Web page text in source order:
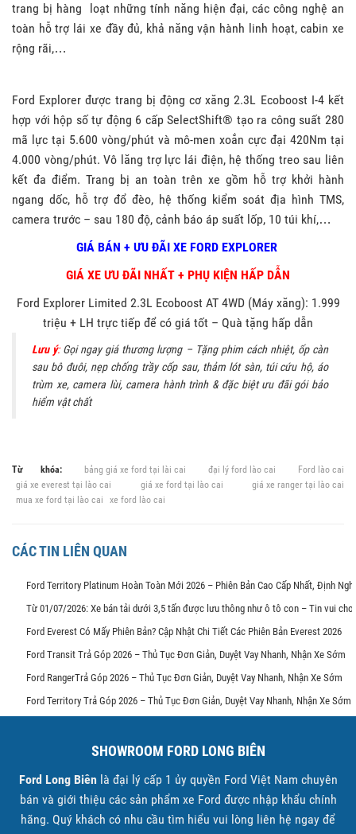
trang bị hàng loạt những tính năng hiện đại, các công nghệ an
toàn hỗ trợ lái xe đầy đủ, khả năng vận hành linh hoạt, cabin xe
rộng rãi,…
Ford Explorer được trang bị động cơ xăng 2.3L Ecoboost I-4 kết
hợp với hộp số tự động 6 cấp SelectShift® tạo ra công suất 280
mã lực tại 5.600 vòng/phút và mô-men xoắn cực đại 420Nm tại
4.000 vòng/phút. Vô lăng trợ lực lái điện, hệ thống treo sau liên
kết đa điểm. Trang bị an toàn trên xe gồm hỗ trợ khởi hành
ngang dốc, hỗ trợ đổ đèo, hệ thống kiểm soát địa hình TMS,
camera trước – sau 180 độ, cảnh báo áp suất lốp, 10 túi khí,…
GIÁ BÁN + ƯU ĐÃI XE FORD EXPLORER
GIÁ XE ƯU ĐÃI NHẤT + PHỤ KIỆN HẤP DẪN
Ford Explorer Limited 2.3L Ecoboost AT 4WD (Máy xăng): 1.999
triệu + LH trực tiếp để có giá tốt – Quà tặng hấp dẫn
Lưu ý: Gọi ngay giá thương lượng – Tặng phim cách nhiệt, ốp càn
sau bô đuôi, nẹp chống trầy cốp sau, thảm lót sàn, túi cứu hộ, áo
trùm xe, camera lùi, camera hành trình & đặc biệt ưu đãi gói bảo
hiểm vật chất
Từ khóa: bảng giá xe ford tại lài cai đại lý ford lào cai
Ford lào cai
giá xe everest tại lào cai
giá xe ford tại lào cai
giá xe ranger tại lào cai
mua xe ford tại lào cai
xe ford lào cai
CÁC TIN LIÊN QUAN
Ford Territory Platinum Hoàn Toàn Mới 2026 – Phiên Bản Cao Cấp Nhất, Định
Từ 01/07/2026: Xe bán tải dưới 3,5 tấn được lưu thông như ô tô con – Tin vui cho
Ford Everest Có Mấy Phiên Bản? Cập Nhật Chi Tiết Các Phiên Bản Everest 2026
Ford Transit Trả Góp 2026 – Thủ Tục Đơn Giản, Duyệt Vay Nhanh, Nhận Xe Sớm
Ford RangerTrả Góp 2026 – Thủ Tục Đơn Giản, Duyệt Vay Nhanh, Nhận Xe Sớm
Ford Territory Trả Góp 2026 – Thủ Tục Đơn Giản, Duyệt Vay Nhanh, Nhận Xe Sớm
SHOWROOM FORD LONG BIÊN
Ford Long Biên là đại lý cấp 1 ủy quyền Ford Việt Nam chuyên
bán và giới thiệu các sản phẩm xe Ford được nhập khẩu chính
hãng. Quý khách có nhu cầu tìm hiểu vui lòng liên hệ ngay để